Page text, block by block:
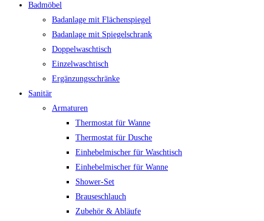
Badmöbel
Badanlage mit Flächenspiegel
Badanlage mit Spiegelschrank
Doppelwaschtisch
Einzelwaschtisch
Ergänzungsschränke
Sanitär
Armaturen
Thermostat für Wanne
Thermostat für Dusche
Einhebelmischer für Waschtisch
Einhebelmischer für Wanne
Shower-Set
Brauseschlauch
Zubehör & Abläufe